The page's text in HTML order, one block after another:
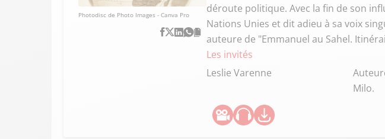
Photodisc de Photo Images - Canva Pro
déroute politique. Avec la fin de son
Nations Unies et dit adieu à sa voix
auteure de "Emmanuel au Sahel.
Les invités
Leslie Varenne
Milo.